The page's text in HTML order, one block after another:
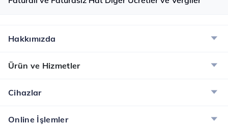
Hakkımızda
Ürün ve Hizmetler
Cihazlar
Online İşlemler